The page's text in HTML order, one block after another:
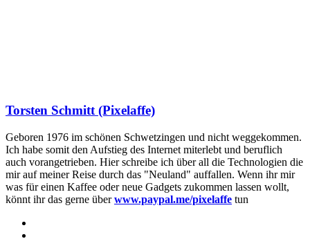
Torsten Schmitt (Pixelaffe)
Geboren 1976 im schönen Schwetzingen und nicht weggekommen.
Ich habe somit den Aufstieg des Internet miterlebt und beruflich
auch vorangetrieben. Hier schreibe ich über all die Technologien die
mir auf meiner Reise durch das "Neuland" auffallen. Wenn ihr mir
was für einen Kaffee oder neue Gadgets zukommen lassen wollt,
könnt ihr das gerne überwww.paypal.me/pixelaffe tun